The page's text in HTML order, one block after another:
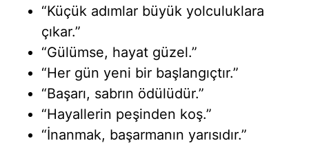
“Küçük adımlar büyük yolculuklara
çıkar.”
“Gülümse, hayat güzel.”
“Her gün yeni bir başlangıçtır.”
“Başarı, sabrın ödülüdür.”
“Hayallerin peşinden koş.”
“İnanmak, başarmanın yarısıdır.”